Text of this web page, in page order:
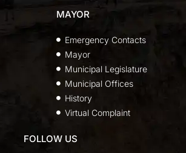
MAYOR
Emergency Contacts
Mayor
Municipal Legislature
Municipal Offices
History
Virtual Complaint
FOLLOW US